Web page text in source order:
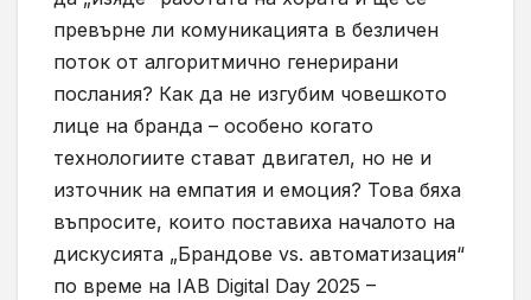
превърне ли комуникацията в безличен
поток от алгоритмично генерирани
послания? Как да не изгубим човешкото
лице на бранда – особено когато
технологиите стават двигател, но не и
източник на емпатия и емоция? Това бяха
въпросите, които поставиха началото на
дискусията „Брандове vs. автоматизация“
по време на IAB Digital Day 2025 –